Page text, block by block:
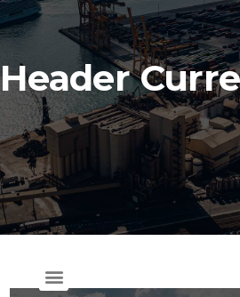
Header